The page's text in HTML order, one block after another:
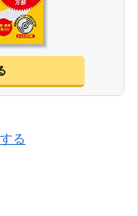
る